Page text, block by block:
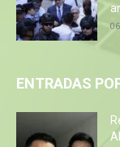
ENTRADAS